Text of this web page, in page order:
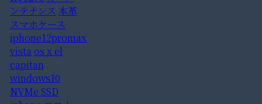
ンテナンス 本革
スマホケース
iphone12promax
vistaos x el
capitan
windows10
NVMe SSD